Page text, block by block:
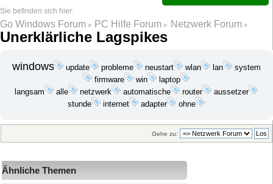
Go Windows Forum » PC Hilfe Forum » Netzwerk Forum»
Unerklärliche Lagspikes
windows update probleme neustart wlan lan
system
firmware
win
laptop
langsam
alle netzwerk automatische router
aussetzer
stunde
internet adapter ohne
Gehe zu:
Ähnliche Themen